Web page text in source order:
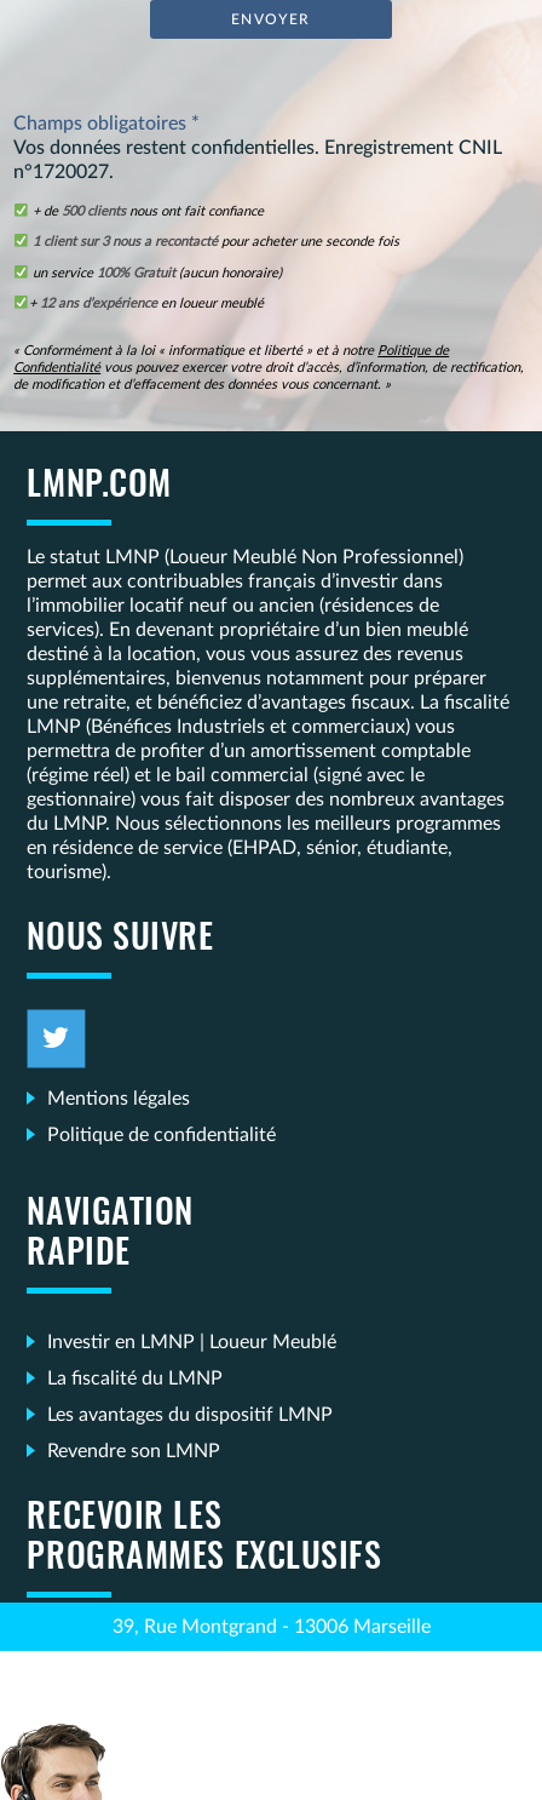
Champs obligatoires *
Vos données restent confidentielles. Enregistrement CNIL
n°1720027.
+ de 500 clientsnous ont fait confiance
1 client sur 3 nous a recontactépour acheter une seconde fois
un service 100% Gratuit(aucun honoraire)
+12 ans d’expérienceen loueur meublé
« Conformément à la loi « informatique et liberté » et à notre Politique de
Confidentialitévous pouvez exercer votre droit d’accès, d’information, de rectification,
de modification et d’effacement des données vous concernant. »
LMNP.COM
Le statut LMNP (Loueur Meublé Non Professionnel)
permet aux contribuables français d’investir dans
l’immobilier locatif neuf ou ancien (résidences de
services). En devenant propriétaire d’un bien meublé
destiné à la location, vous vous assurez des revenus
supplémentaires, bienvenus notamment pour préparer
une retraite, et bénéficiez d’avantages fiscaux. La fiscalité
LMNP (Bénéfices Industriels et commerciaux) vous
permettra de profiter d’un amortissement comptable
(régime réel) et le bail commercial (signé avec le
gestionnaire) vous fait disposer des nombreux avantages
du LMNP. Nous sélectionnons les meilleurs programmes
en résidence de service (EHPAD, sénior, étudiante,
tourisme).
NOUS SUIVRE
Mentions légales
Politique de confidentialité
NAVIGATION
RAPIDE
Investir en LMNP | Loueur Meublé
La fiscalité du LMNP
Les avantages du dispositif LMNP
Revendre son LMNP
RECEVOIR LES
PROGRAMMES EXCLUSIFS
39, Rue Montgrand - 13006 Marseille